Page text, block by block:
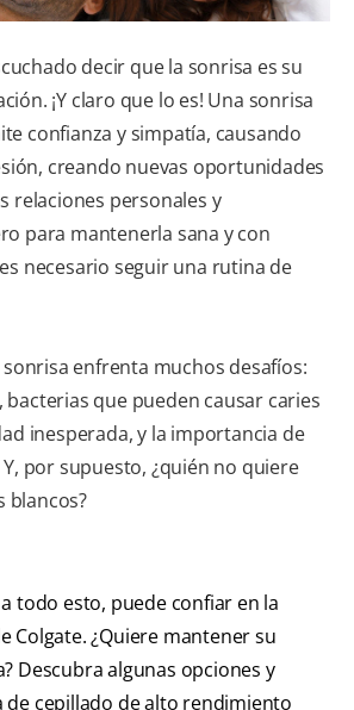
decir que la sonrisa es su
¡Y claro que lo es! Una sonrisa
confianza y simpatía, causando
creando nuevas oportunidades
relaciones personales y
para mantenerla sana y con
necesario seguir una rutina de
sonrisa enfrenta muchos desafíos:
que pueden causar caries
inesperada, y la importancia de
por supuesto, ¿quién no quiere
blancos?
todo esto, puede confiar en la
Colgate. ¿Quiere mantener su
Descubra algunas opciones y
cepillado de alto rendimiento